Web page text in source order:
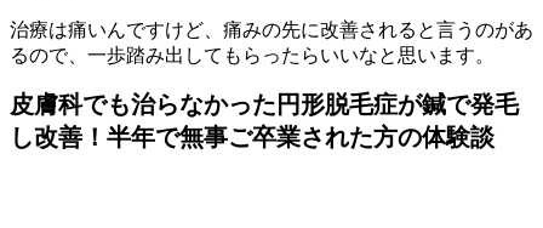
治療は痛いんですけど、痛みの先に改善されると言うのがあ
るので、一歩踏み出してもらったらいいなと思います。
皮膚科でも治らなかった円形脱毛症が鍼で発毛
し改善！半年で無事ご卒業された方の体験談